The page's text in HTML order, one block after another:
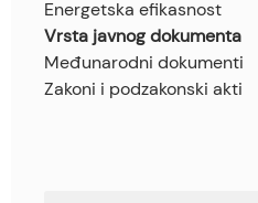
Energetska efikasnost
Vrsta javnog dokumenta
Međunarodni dokumenti
Zakoni i podzakonski akti